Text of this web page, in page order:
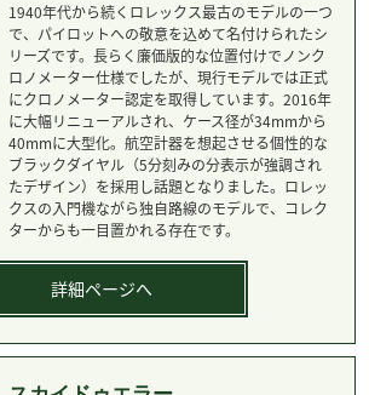
1940年代から続くロレックス最古のモデルの一つ
で、パイロットへの敬意を込めて名付けられたシ
リーズです。長らく廉価版的な位置付けでノンク
ロノメーター仕様でしたが、現行モデルでは正式
にクロノメーター認定を取得しています。2016年
に大幅リニューアルされ、ケース径が34mmから
40mmに大型化。航空計器を想起させる個性的な
ブラックダイヤル（5分刻みの分表示が強調され
たデザイン）を採用し話題となりました。ロレッ
クスの入門機ながら独自路線のモデルで、コレク
ターからも一目置かれる存在です。
詳細ページへ